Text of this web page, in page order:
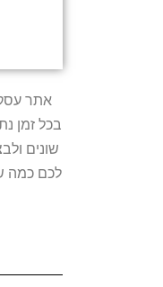
בכל זמן
שונים
לכם כמה